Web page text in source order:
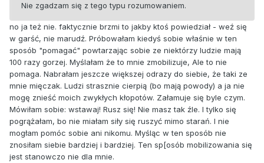
Nie zgadzam się z tego typu rozumowaniem.
no ja też nie. faktycznie brzmi to jakby ktoś powiedział - weź się
w garść, nie marudź. Próbowałam kiedyś sobie właśnie w ten
sposób "pomagać" powtarzając sobie ze niektórzy ludzie mają
100 razy gorzej. Myślałam że to mnie zmobilizuje, Ale to nie
pomaga. Nabrałam jeszcze większej odrazy do siebie, że taki ze
mnie mięczak. Ludzi strasznie cierpią (bo mają powody) a ja nie
mogę znieść moich zwykłych kłopotów. Załamuje się byle czym.
Mówiłam sobie: wstawaj! Rusz się! Nie masz tak źle. I tylko się
pogrążałam, bo nie miałam siły się ruszyć mimo starań. I nie
mogłam pomóc sobie ani nikomu. Myśląc w ten sposób nie
znosiłam siebie bardziej i bardziej. Ten sp[osób mobilizowania się
jest stanowczo nie dla mnie.